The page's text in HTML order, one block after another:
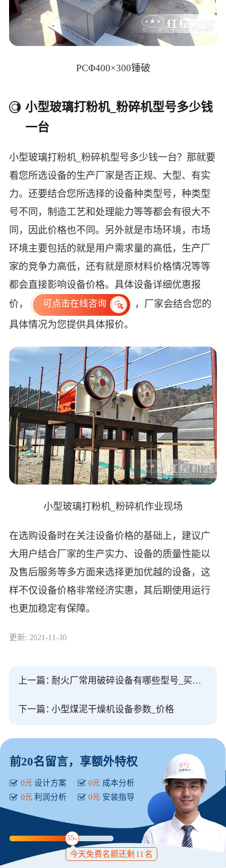
PCΦ400×300锤破
小型玻璃打粉机_粉碎机型号多少钱
一台
小型玻璃打粉机_粉碎机型号多少钱一台？那就要
看您所选设备的生产厂家是否正规、大型、有实
力。还要结合您所选择的设备种类型号，种类型
号不同，制造工艺和处理能力等等都会有很大不
同，因此价格也不同。另外就是市场环境，市场
环境主要包括的就是用户需求量的高低，生产厂
家的竞争力高低，还有就是原材料价格情况等等
都会直接影响设备价格。具体设备详细优惠报
价，
可点击在线咨询
，厂家会结合您的
具体情况为您提供具体报价。
小型玻璃打粉机_粉碎机作业现场
在选购设备时在关注设备价格的基础上，建议广
大用户结合厂家的生产实力、设备的质量性能以
及售后服务等多方面来选择更加优越的设备，这
样不仅设备价格非常经济实惠，其后期使用运行
也更加稳定有保障。
更新: 2021-11-30
上一篇： 耐火厂常用破碎设备有哪些型号_买一套需要多少钱
下一篇：小型煤泥干燥机设备参数_价格
前20名留言，享额外特权
0元 设计方案 0元 成本分析
0元 利润分析 0元 安装指导
55%
今天免费名额还剩 11 名